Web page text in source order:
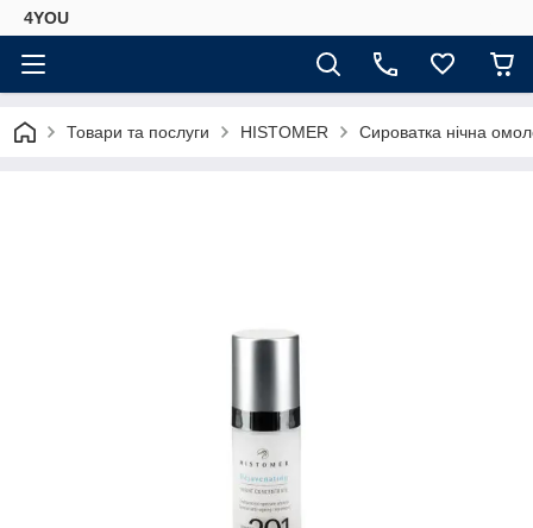
4YOU
Товари та послуги HISTOMER Сироватка нічна